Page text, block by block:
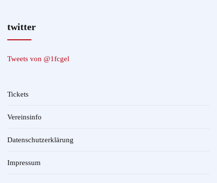
twitter
Tweets von @1fcgel
Tickets
Vereinsinfo
Datenschutzerklärung
Impressum